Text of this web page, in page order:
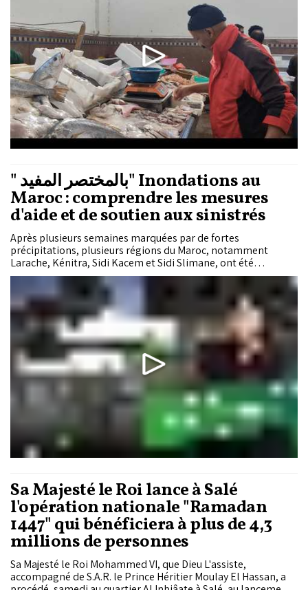
" بالمختصر المفيد" Inondations au
Maroc : comprendre les mesures
d'aide et de soutien aux sinistrés
Après plusieurs semaines marquées par de fortes
précipitations, plusieurs régions du Maroc, notamment
Larache, Kénitra, Sidi Kacem et Sidi Slimane, ont été
touchées par d’importantes inondations. Montée des eaux,
habitations envahies, commerces endommagés, évacuations
préventives... la situation a profondément bouleversé le
quotidien de nombreuses familles. Face à l’ampleur des
dégâts, les autorités ont classé les zones les plus touchées
comme « zones sinistrées ». Une décision qui ouvre la voie à
un ensemble de mesures : aides financières directes aux
familles impactées, mécanismes de recensement des dégâts
sur le terrain, et activation du régime national de couverture
pour les catastrophes naturelles. Dans cette capsule de
"بالمختصر...
Sa Majesté le Roi lance à Salé
l'opération nationale "Ramadan
1447" qui bénéficiera à plus de 4,3
millions de personnes
Sa Majesté le Roi Mohammed VI, que Dieu L'assiste,
accompagné de S.A.R. le Prince Héritier Moulay El Hassan, a